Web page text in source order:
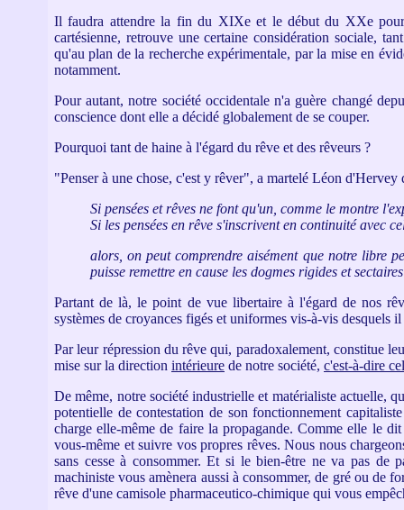
Il faudra attendre la fin du XIXe et le début du XXe
cartésienne, retrouve une certaine considération sociale,
qu'au plan de la recherche expérimentale, par la mise en
notamment.
Pour autant, notre société occidentale n'a guère changé
conscience dont elle a décidé globalement de se couper.
Pourquoi tant de haine à l'égard du rêve et des rêveurs ?
"Penser à une chose, c'est y rêver", a martelé Léon
Si pensées et rêves ne font qu'un, comme le montre
Si les pensées en rêve s'inscrivent en continuité avec
alors, on peut comprendre aisément que notre libre
puisse remettre en cause les dogmes rigides et
Partant de là, le point de vue libertaire à l'égard de nos
systèmes de croyances figés et uniformes vis-à-vis desquels
Par leur répression du rêve qui, paradoxalement, constitue
mise sur la direction intérieure de notre société, c'est-à-dire
De même, notre société industrielle et matérialiste actuelle,
potentielle de contestation de son fonctionnement
charge elle-même de faire la propagande. Comme elle le
vous-même et suivre vos propres rêves. Nous nous
sans cesse à consommer. Et si le bien-être ne va pas de
machiniste vous amènera aussi à consommer, de gré ou de
rêve d'une camisole pharmaceutico-chimique qui vous